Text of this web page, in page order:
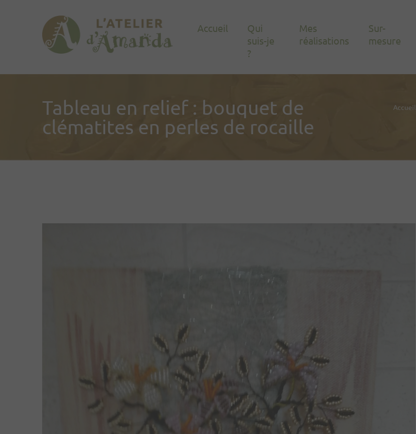
Accueil
Qui
suis-je
?
Mes
réalisations
Sur-
mesure
Tableau en relief : bouquet de
clématites en perles de rocaille
Accueil